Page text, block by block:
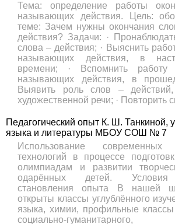
Тема: определение работы
называющих действия. Цель:
теме: Зачем нужны окончания
действия? Задачи: ·
слова – действия; · Выяснить
называющих действия, в
времени; · Вспомнить работу
называющих действия, в
Выявить роль слов –
художественной речи; · Повторить
Педагогический опыт К. Ш. Танкиной,
языка и литературы МБОУ СОШ № 7
Использование современных
технологий в процессе
олимпиадам и развитии
одарённых детей. Условия
становления опыта В нашей
открыты классы углублённого
языка, химии, профильные классы
социально-гуманитарного,